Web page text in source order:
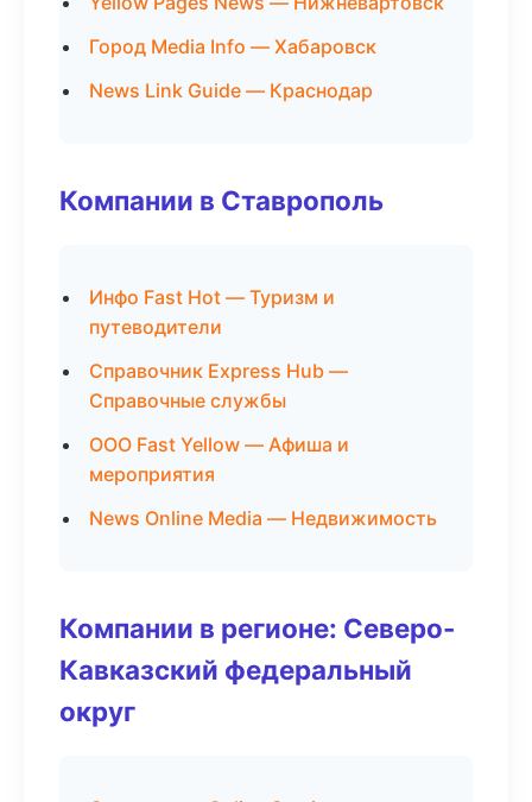
Город Media Info — Хабаровск
News Link Guide — Краснодар
Компании в Ставрополь
Инфо Fast Hot — Туризм и
путеводители
Справочник Express Hub —
Справочные службы
ООО Fast Yellow — Афиша и
мероприятия
News Online Media — Недвижимость
Компании в регионе: Северо-
Кавказский федеральный
округ